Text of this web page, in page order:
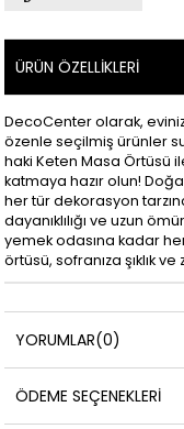
ÜRÜN ÖZELLIKLERI
DecoCenter olarak,
özenle seçilmiş ürünler
haki Keten Masa Örtüsü
katmaya hazır olun!
her tür dekorasyon
dayanıklılığı ve uzun
yemek odasına kadar
örtüsü, sofranıza şıklık ve
YORUMLAR(0)
ÖDEME SEÇENEKLERI